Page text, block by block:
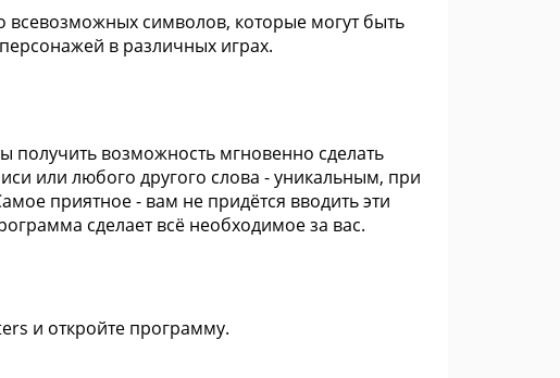
всевозможных символов, которые могут быть
в различных играх.
получить возможность мгновенно сделать
или любого другого слова - уникальным, при
приятное - вам не придётся вводить эти
сделает всё необходимое за вас.
и откройте программу.